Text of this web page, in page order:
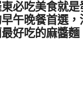
必吃美食就
午晚餐首選
好吃的麻醬麵